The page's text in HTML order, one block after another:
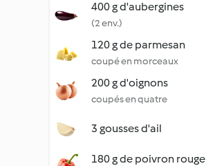
400 g d'aubergines
(2 env.)
120 g de parmesan
coupé en morceaux
200 g d'oignons
coupés en quatre
3 gousses d'ail
180 g de poivron rouge